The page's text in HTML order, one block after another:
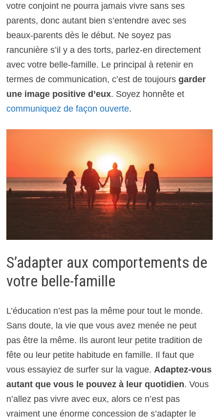
votre conjoint ne pourra jamais vivre sans ses
parents, donc autant bien s’entendre avec ses
beaux-parents dès le début. Ne soyez pas
rancunière s’il y a des torts, parlez-en directement
avec votre belle-famille. Le principal à retenir en
termes de communication, c’est de toujours garder
une image positive d’eux. Soyez honnête et
communiquez de façon ouverte.
S’adapter aux comportements de
votre belle-famille
L’éducation n’est pas la même pour tout le monde.
Sans doute, la vie que vous avez menée ne peut
pas être la même. Ils auront leur petite tradition de
fête ou leur petite habitude en famille. Il faut que
vous essayiez de surfer sur la vague. Adaptez-vous
autant que vous le pouvez à leur quotidien. Vous
n’allez pas vivre avec eux, alors ce n’est pas
vraiment une énorme concession de s’adapter le